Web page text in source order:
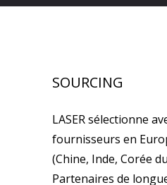
SOURCING
LASER sélectionne
fournisseurs en
(Chine, Inde, Corée
Partenaires de